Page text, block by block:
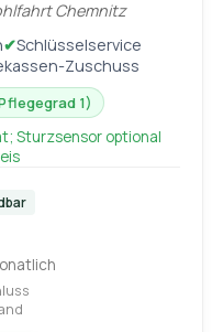
Chemnitz
✔Schlüsselservice
Zuschuss
1)
Sturzsensor optional